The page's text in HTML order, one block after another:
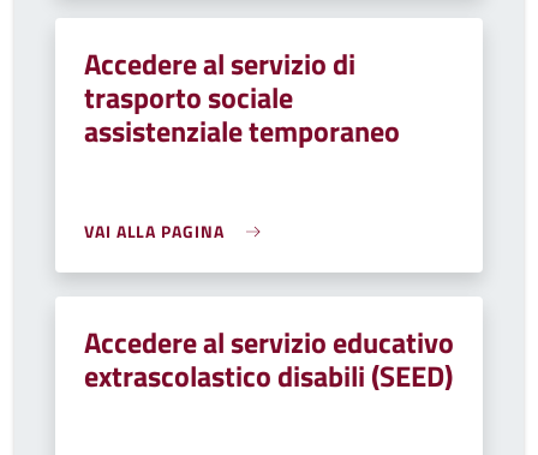
Accedere al servizio di
trasporto sociale
assistenziale temporaneo
VAI ALLA PAGINA
Accedere al servizio educativo
extrascolastico disabili (SEED)